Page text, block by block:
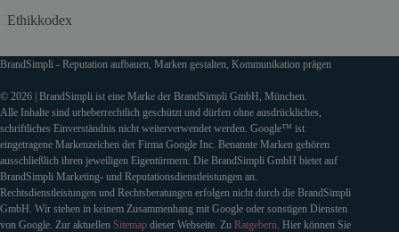
Ethikkodex
BrandSimpli - Reputation aufbauen, Marken gestalten, Kommunikation prägen
© 2026 | BrandSimpli ist eine Marke der BrandSimpli GmbH, München.
Alle Inhalte sind urheberrechtlich geschützt und dürfen ohne ausdrückliches,
schriftliches Einverständnis nicht weiterverwendet werden. Google™ ist
eingetragene Markenzeichen der Firma Google Inc. Benannte Marken gehören
ausschließlich ihren jeweiligen Eigentürmern. Die BrandSimpli GmbH bietet auf
BrandSimpli Marketing- und Reputationsdienstleistungen an.
Rechtsdienstleistungen und Rechtsberatungen erfolgen nicht durch die BrandSimpli
GmbH. Wir stehen in keinem Zusammenhang mit Google oder sonstigen Diensten
von Google. Zur aktuellen Sitemap dieser Webseite. Zu Ratgebern . Hier können Sie